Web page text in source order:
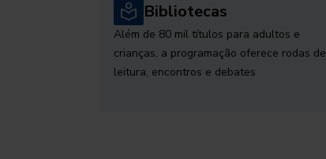
Bibliotecas
Além de 80 mil títulos para adultos e
crianças, a programação oferece rodas de
leitura, encontros e debates